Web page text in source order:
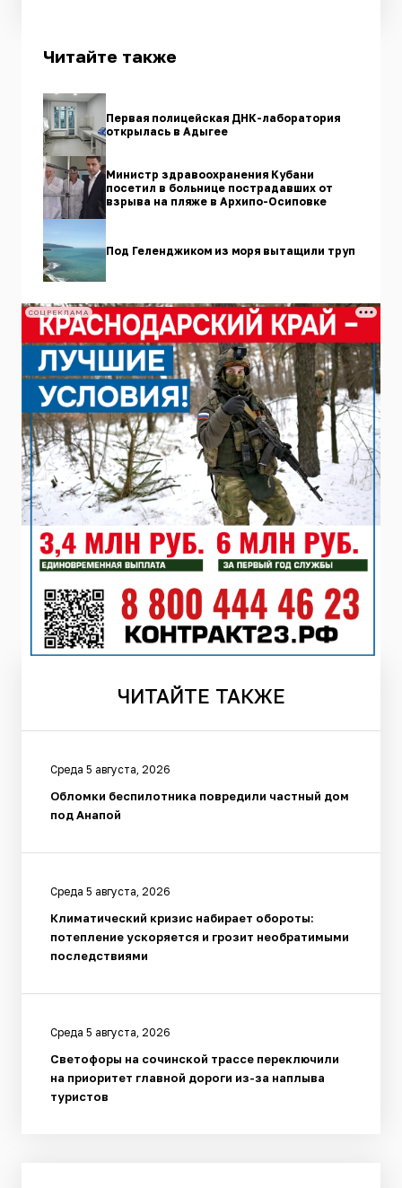
Читайте также
Первая полицейская ДНК-лаборатория
открылась в Адыгее
Министр здравоохранения Кубани
посетил в больнице пострадавших от
взрыва на пляже в Архипо-Осиповке
Под Геленджиком из моря вытащили труп
СОЦРЕКЛАМА
ЧИТАЙТЕ ТАКЖЕ
Среда 5 августа, 2026
Обломки беспилотника повредили частный дом
под Анапой
Среда 5 августа, 2026
Климатический кризис набирает обороты:
потепление ускоряется и грозит необратимыми
последствиями
Среда 5 августа, 2026
Светофоры на сочинской трассе переключили
на приоритет главной дороги из-за наплыва
туристов